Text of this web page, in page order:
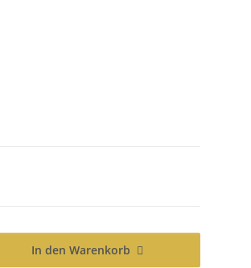
In den Warenkorb